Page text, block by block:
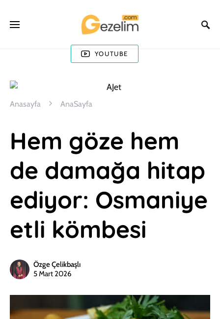
YOUTUBE
Anasayfa AnaSayfa
Hem göze hem
de damağa hitap
ediyor: Osmaniye
etli kömbesi
Özge Çelikbaşlı
5 Mart 2026